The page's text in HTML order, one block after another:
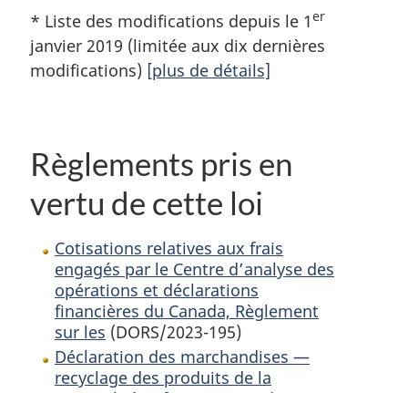
* Liste des modifications depuis le 1er
janvier 2019 (limitée aux dix dernières
modifications) [plus de détails]
Règlements pris en
vertu de cette loi
Cotisations relatives aux frais
engagés par le Centre d’analyse des
opérations et déclarations
financières du Canada, Règlement
sur les (DORS/2023-195)
Déclaration des marchandises —
recyclage des produits de la